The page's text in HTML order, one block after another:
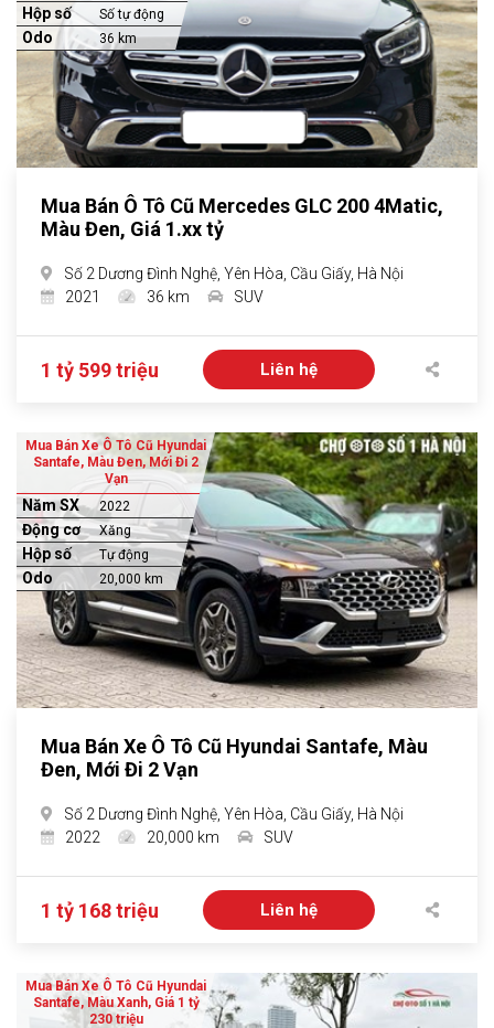
Hộp số Số tự động
Odo 36 km
Mua Bán Ô Tô Cũ Mercedes GLC 200 4Matic,
Màu Đen, Giá 1.xx tỷ
Số 2 Dương Đình Nghệ, Yên Hòa, Cầu Giấy, Hà Nội
2021
36 km SUV
1 tỷ 599 triệu Liên hệ
Mua Bán Xe Ô Tô Cũ Hyundai
Santafe, Màu Đen, Mới Đi 2
Vạn
Năm SX 2022
Động cơ Xăng
Hộp số Tự động
Odo 20,000 km
Mua Bán Xe Ô Tô Cũ Hyundai Santafe, Màu
Đen, Mới Đi 2 Vạn
Số 2 Dương Đình Nghệ, Yên Hòa, Cầu Giấy, Hà Nội
2022
20,000 km SUV
1 tỷ 168 triệu Liên hệ
Mua Bán Xe Ô Tô Cũ Hyundai
Santafe, Màu Xanh, Giá 1 tỷ
230 triệu